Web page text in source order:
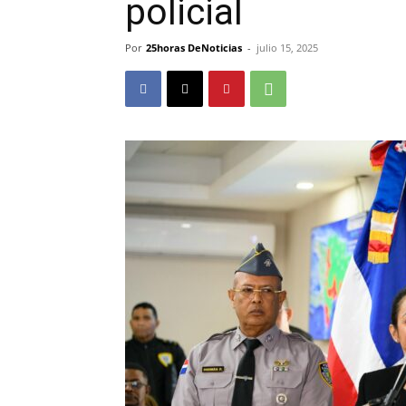
policial
Por 25horas DeNoticias - julio 15, 2025